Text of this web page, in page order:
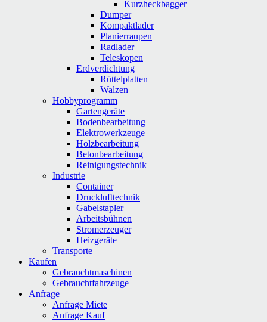
Kurzheckbagger
Dumper
Kompaktlader
Planierraupen
Radlader
Teleskopen
Erdverdichtung
Rüttelplatten
Walzen
Hobbyprogramm
Gartengeräte
Bodenbearbeitung
Elektrowerkzeuge
Holzbearbeitung
Betonbearbeitung
Reinigungstechnik
Industrie
Container
Drucklufttechnik
Gabelstapler
Arbeitsbühnen
Stromerzeuger
Heizgeräte
Transporte
Kaufen
Gebrauchtmaschinen
Gebrauchtfahrzeuge
Anfrage
Anfrage Miete
Anfrage Kauf